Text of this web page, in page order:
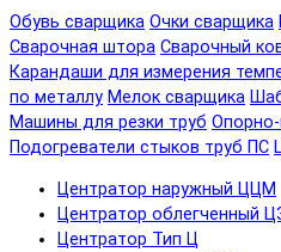
Обувь сварщика Очки сварщика
Сварочная штора Сварочный
Карандаши для измерения
по металлу Мелок сварщика
Машины для резки труб
Подогреватели стыков труб ПС
Центратор наружный ЦЦМ
Центратор облегченный
Центратор Тип Ц